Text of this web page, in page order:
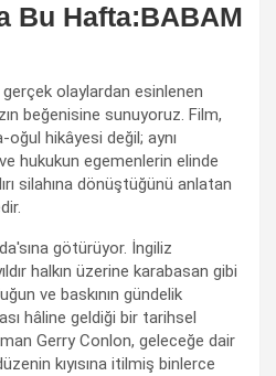
Bu Hafta:BABAM
olaylardan esinlenen
beğenisine sunuyoruz. Film,
hikâyesi değil; aynı
hukukun egemenlerin elinde
silahına dönüştüğünü anlatan
götürüyor. İngiliz
halkın üzerine karabasan gibi
ve baskının gündelik
hâline geldiği bir tarihsel
Gerry Conlon, geleceğe dair
kıyısına itilmiş binlerce